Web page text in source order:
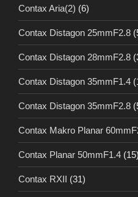
Contax Aria(2) (6)
Contax Distagon 25mmF2.8
Contax Distagon 28mmF2.8
Contax Distagon 35mmF1.4
Contax Distagon 35mmF2.8
Contax Makro Planar
Contax Planar 50mmF1.4 (15)
Contax RXII (31)